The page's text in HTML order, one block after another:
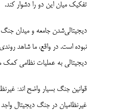
تفکیک میان این دو را دشوار کند.
دیجیتالی­‌شدن جامعه و میدان جنگ
نبوده است. در واقع، ما شاهد
دیجیتالی به عملیات نظامی کمک
قوانین جنگ بسیار واضح اند:
غیرنظامیان در جنگ دیجیتال